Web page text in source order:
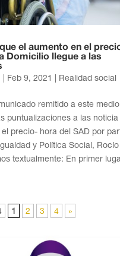
el aumento en el
Domicilio llegue a las
Feb 9, 2021 Realidad social
remitido a este
puntualizaciones a las noticia
precio- hora del SAD por
y Política Social, Rocío
textualmente: En primer
1 2 3 4 »